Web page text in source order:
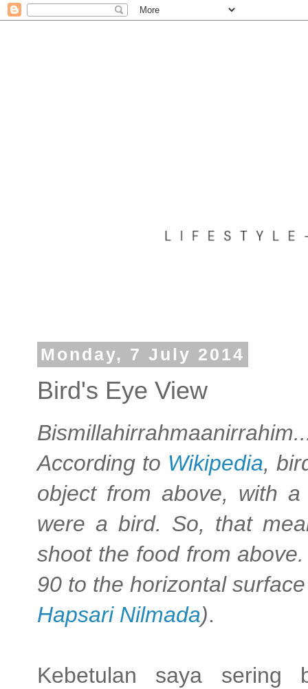
Monday, 7 July 2014
Bird's Eye View
According to Wikipedia,
object from above, with
were a bird. So, that
shoot the food from
90 to the horizontal
Hapsari Nilmada).
Kebetulan saya sering